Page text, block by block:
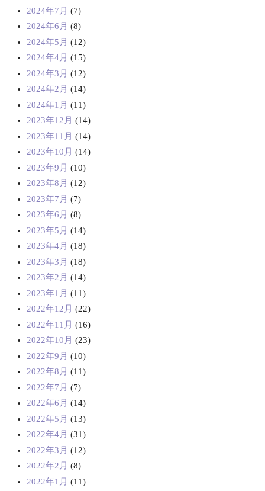
2024年7月 (7)
2024年6月 (8)
2024年5月 (12)
2024年4月 (15)
2024年3月 (12)
2024年2月 (14)
2024年1月 (11)
2023年12月 (14)
2023年11月 (14)
2023年10月 (14)
2023年9月 (10)
2023年8月 (12)
2023年7月 (7)
2023年6月 (8)
2023年5月 (14)
2023年4月 (18)
2023年3月 (18)
2023年2月 (14)
2023年1月 (11)
2022年12月 (22)
2022年11月 (16)
2022年10月 (23)
2022年9月 (10)
2022年8月 (11)
2022年7月 (7)
2022年6月 (14)
2022年5月 (13)
2022年4月 (31)
2022年3月 (12)
2022年2月 (8)
2022年1月 (11)